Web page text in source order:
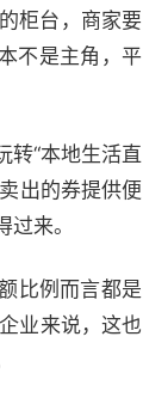
柜台，商家要
不是主角，平
转“本地生活直
出的券提供便
来。
比例而言都是
业来说，这也